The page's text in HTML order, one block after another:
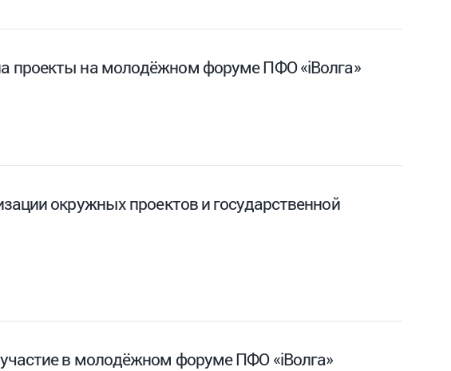
проекты на молодёжном форуме ПФО «iВолга»
окружных проектов и государственной
в молодёжном форуме ПФО «iВолга»